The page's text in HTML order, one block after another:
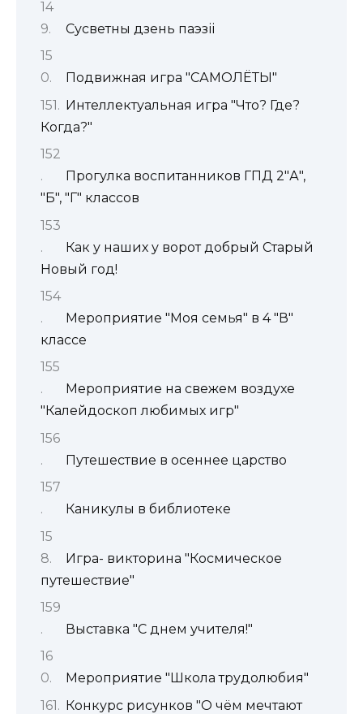
Сусветны дзень паэзіі
Подвижная игра "САМОЛЁТЫ"
Интеллектуальная игра "Что? Где?
Когда?"
Прогулка воспитанников ГПД 2"А",
"Б", "Г" классов
Как у наших у ворот добрый Старый
Новый год!
Мероприятие "Моя семья" в 4 "В"
классе
Мероприятие на свежем воздухе
"Калейдоскоп любимых игр"
Путешествие в осеннее царство
Каникулы в библиотеке
Игра- викторина "Космическое
путешествие"
Выставка "С днем учителя!"
Мероприятие "Школа трудолюбия"
Конкурс рисунков "О чём мечтают